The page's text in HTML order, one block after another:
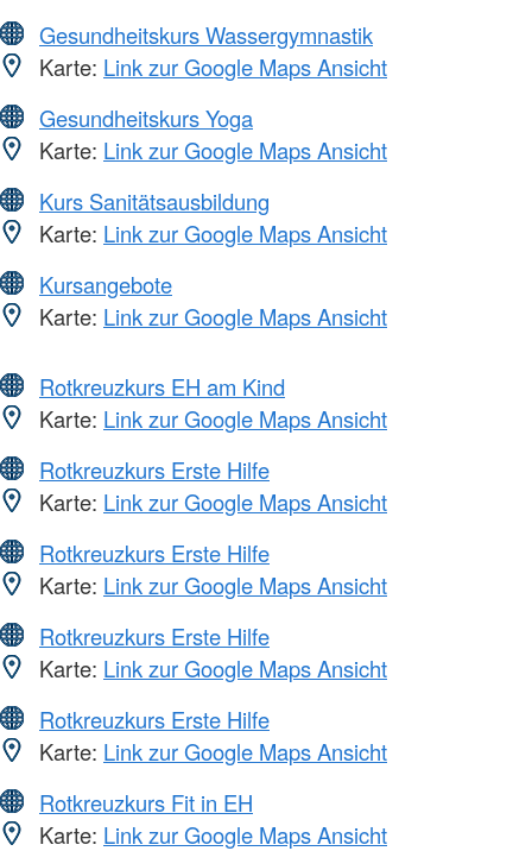
Gesundheitskurs Wassergymnastik
Karte: Link zur Google Maps Ansicht
Gesundheitskurs Yoga
Karte: Link zur Google Maps Ansicht
Kurs Sanitätsausbildung
Karte: Link zur Google Maps Ansicht
Kursangebote
Karte: Link zur Google Maps Ansicht
Rotkreuzkurs EH am Kind
Karte: Link zur Google Maps Ansicht
Rotkreuzkurs Erste Hilfe
Karte: Link zur Google Maps Ansicht
Rotkreuzkurs Erste Hilfe
Karte: Link zur Google Maps Ansicht
Rotkreuzkurs Erste Hilfe
Karte: Link zur Google Maps Ansicht
Rotkreuzkurs Erste Hilfe
Karte: Link zur Google Maps Ansicht
Rotkreuzkurs Fit in EH
Karte: Link zur Google Maps Ansicht